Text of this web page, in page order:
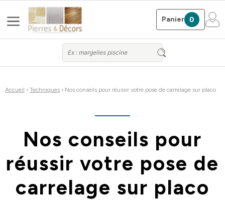
au
contenu
Menu Panier 0
Accueil › Techniques › Nos conseils pour réussir votre pose de carrelage sur placo
Nos conseils pour
réussir votre pose de
carrelage sur placo